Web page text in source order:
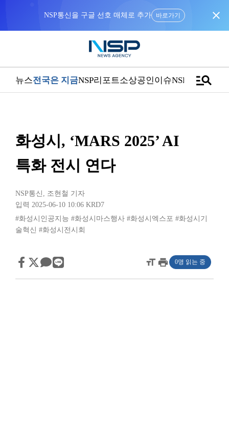
NSP통신을 구글 선호 매체로 추가 바로가기 close
뉴스전국은 지금NSP리포트소상공인이슈NSPTVmanage_search
화성시, ‘MARS 2025’ AI
특화 전시 연다
NSP통신 , 조현철 기자
입력 2025-06-10 10:06 KRD7
#화성시인공지능 #화성시마스행사 #화성시엑스포 #화성시기
술혁신 #화성시전시회
format_sizeprint 0명 읽는 중